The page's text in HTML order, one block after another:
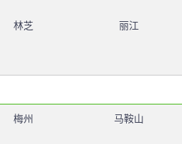
林芝 丽江
梅州 马鞍山